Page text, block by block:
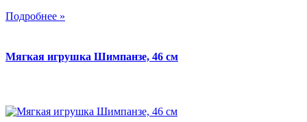
Подробнее »
Мягкая игрушка Шимпанзе, 46 см